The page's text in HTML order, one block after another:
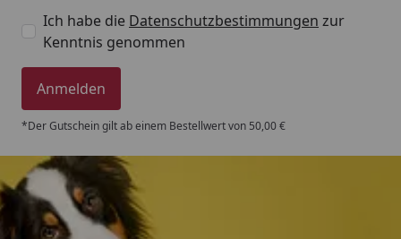
Ich habe die Datenschutzbestimmungen zur
Kenntnis genommen
Anmelden
*Der Gutschein gilt ab einem Bestellwert von 50,00 €
Trusted Shops